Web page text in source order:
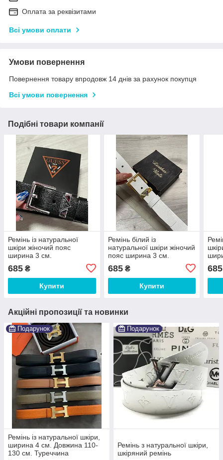
Оплата за реквізитами
Всі умови оплати
Умови повернення
Повернення товару впродовж 14 днів за рахунок покупця
Всі умови повернення
Подібні товари компанії
Ремінь із натуральної
шкіри жіночий пояс
ширина 3 см.
685 ₴
Купити
Ремінь білий із
натуральної шкіри жіночий
пояс ширина 3 см.
685₴
Купити
685
Акційні пропозиції та новинки
Подарунок
Ремінь із натуральної шкіри,
ширина 4 см. Довжина 110-
130 см. Туреччина
Подарунок
Ремінь з натуральної шкіри,
шкіряний ремінь